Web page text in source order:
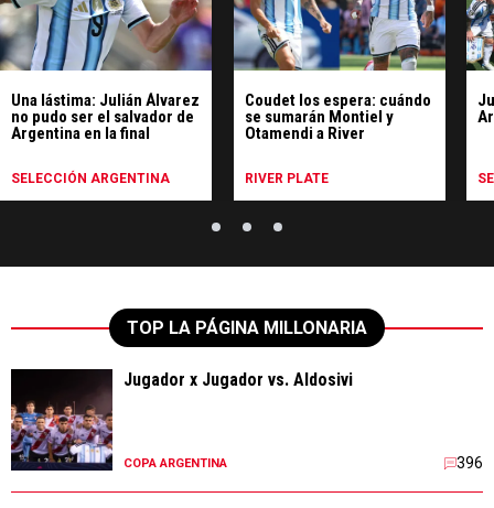
Una lástima: Julián Álvarez
no pudo ser el salvador de
Argentina en la final
SELECCIÓN ARGENTINA
Coudet los espera: cuándo
se sumarán Montiel y
Otamendi a River
RIVER PLATE
TOP LA PÁGINA MILLONARIA
Jugador x Jugador vs. Aldosivi
COPA ARGENTINA 396